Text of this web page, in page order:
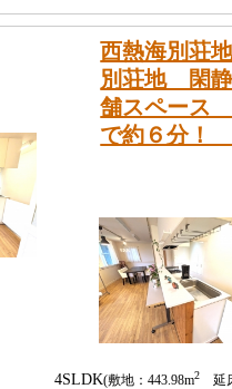
西熱海別荘
別荘地 閑静
舗スペース
で約６分！
4SLDK(敷地：443.98m2延床